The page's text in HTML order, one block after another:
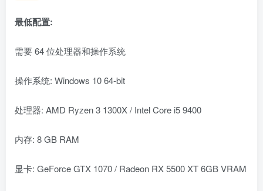
最低配置:
需要 64 位处理器和操作系统
操作系统: Windows 10 64-bit
处理器: AMD Ryzen 3 1300X / Intel Core i5 9400
内存: 8 GB RAM
显卡: GeForce GTX 1070 / Radeon RX 5500 XT 6GB VRAM